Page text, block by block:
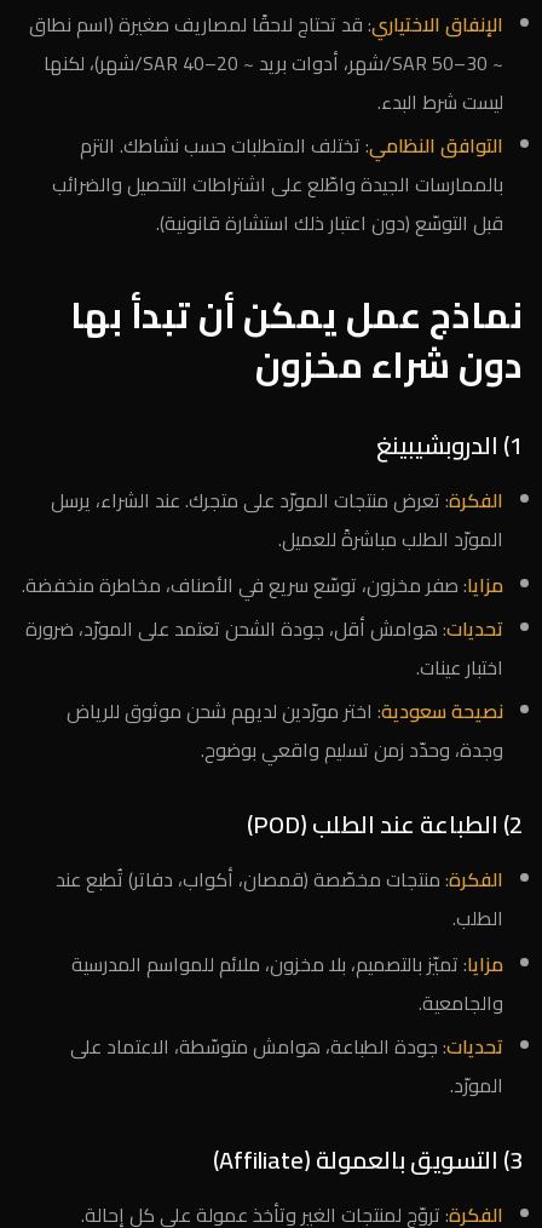
الإنفاق الاختياري: قد تحتاج لاحقًا لمصاريف صغيرة (اسم نطاق
~ 30–50 SAR/شهر، أدوات بريد ~ 20–40 SAR/شهر)، لكنها
ليست شرط البدء.
التوافق النظامي: تختلف المتطلبات حسب نشاطك. التزم
بالممارسات الجيدة واطّلع على اشتراطات التحصيل والضرائب
قبل التوسّع (دون اعتبار ذلك استشارة قانونية).
نماذج عمل يمكن أن تبدأ بها
دون شراء مخزون
1) الدروبشيبينغ
الفكرة: تعرض منتجات المورّد على متجرك. عند الشراء، يرسل
المورّد الطلب مباشرةً للعميل.
مزايا: صفر مخزون، توسّع سريع في الأصناف، مخاطرة منخفضة.
تحديات: هوامش أقل، جودة الشحن تعتمد على المورّد، ضرورة
اختبار عينات.
نصيحة سعودية: اختر مورّدين لديهم شحن موثوق للرياض
وجدة، وحدّد زمن تسليم واقعي بوضوح.
2) الطباعة عند الطلب (POD)
الفكرة: منتجات مخصّصة (قمصان، أكواب، دفاتر) تُطبع عند
الطلب.
مزايا: تميّز بالتصميم، بلا مخزون، ملائم للمواسم المدرسية
والجامعية.
تحديات: جودة الطباعة، هوامش متوسّطة، الاعتماد على
المورّد.
3) التسويق بالعمولة (Affiliate)
الفكرة: تروّج لمنتجات الغير وتأخذ عمولة على كل إحالة.